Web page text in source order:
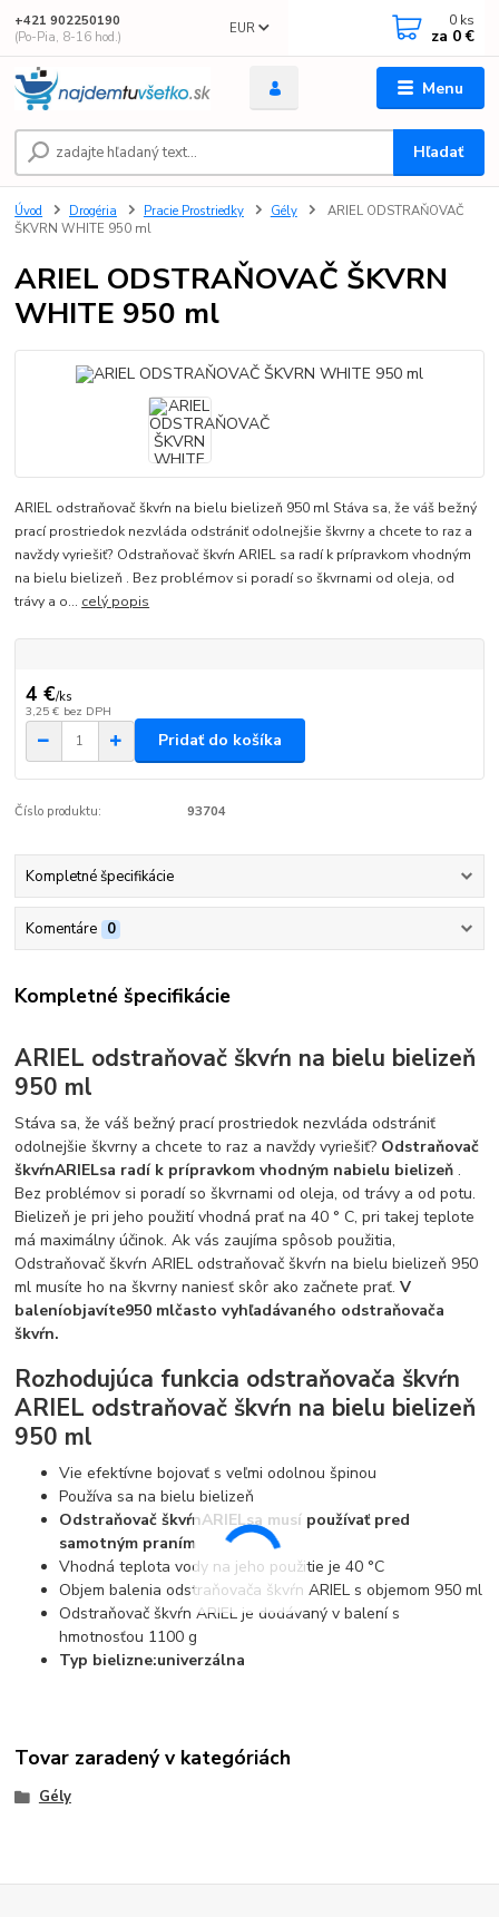
Menu
EUR
Hľadať
+421 902250190
(Po-Pia, 8-16 hod.)
0 ks
za 0 €
Úvod Drogéria Pracie Prostriedky Gély
ARIEL ODSTRAŇOVAČ
ŠKVRN WHITE 950 ml
ARIEL ODSTRAŇOVAČ ŠKVRN
WHITE 950 ml
ARIEL odstraňovač škvŕn na bielu bielizeň 950 ml Stáva sa, že váš bežný
prací prostriedok nezvláda odstrániť odolnejšie škvrny a chcete to raz a
navždy vyriešiť? Odstraňovač škvŕn ARIEL sa radí k prípravkom vhodným
na bielu bielizeň . Bez problémov si poradí so škvrnami od oleja, od
trávy a o... celý popis
4 €/ks
3,25 € bez DPH
Pridať do košíka
Číslo produktu: 93704
Kompletné špecifikácie
Komentáre 0
Kompletné špecifikácie
ARIEL odstraňovač škvŕn na bielu bielizeň
950 ml
Stáva sa, že váš bežný prací prostriedok nezvláda odstrániť
odolnejšie škvrny a chcete to raz a navždy vyriešiť? Odstraňovač
škvŕnARIELsa radí k prípravkom vhodným nabielu bielizeň .
Bez problémov si poradí so škvrnami od oleja, od trávy a od potu.
Bielizeň je pri jeho použití vhodná prať na 40 ° C, pri takej teplote
má maximálny účinok. Ak vás zaujíma spôsob použitia,
Odstraňovač škvŕn ARIEL odstraňovač škvŕn na bielu bielizeň 950
ml musíte ho na škvrny naniesť skôr ako začnete prať.V
baleníobjavíte950 mlčasto vyhľadávaného odstraňovača
škvŕn.
Rozhodujúca funkcia odstraňovača škvŕn
ARIEL odstraňovač škvŕn na bielu bielizeň
950 ml
Vie efektívne bojovať s veľmi odolnou špinou
Používa sa na bielu bielizeň
Odstraňovač škvŕnARIELsa musí používať pred
samotným praním
Vhodná teplota vody na jeho použitie je 40 °C
Objem balenia odstraňovača škvŕn ARIEL s objemom 950 ml
Odstraňovač škvŕn ARIEL je dodávaný v balení s
hmotnosťou 1100 g
Typ bielizne:univerzálna
Tovar zaradený v kategóriách
Gély